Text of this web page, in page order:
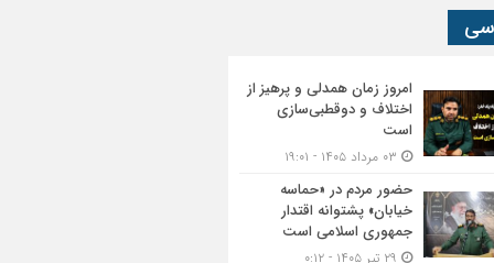
امروز زمان همدلی و پرهیز از
اختلاف و دوقطبی‌سازی
است
حضور مردم در «حماسه
خیابان» پشتوانه اقتدار
جمهوری اسلامی است